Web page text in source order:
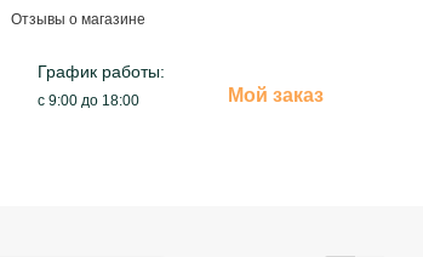
Отзывы о магазине
График работы:
с 9:00 до 18:00 Мой заказ